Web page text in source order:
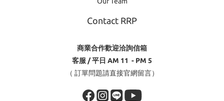
Contact RRP
商業合作歡迎洽詢信箱
客服 / 平日 AM 11 - PM 5
（ 訂單問題請直接官網留言）